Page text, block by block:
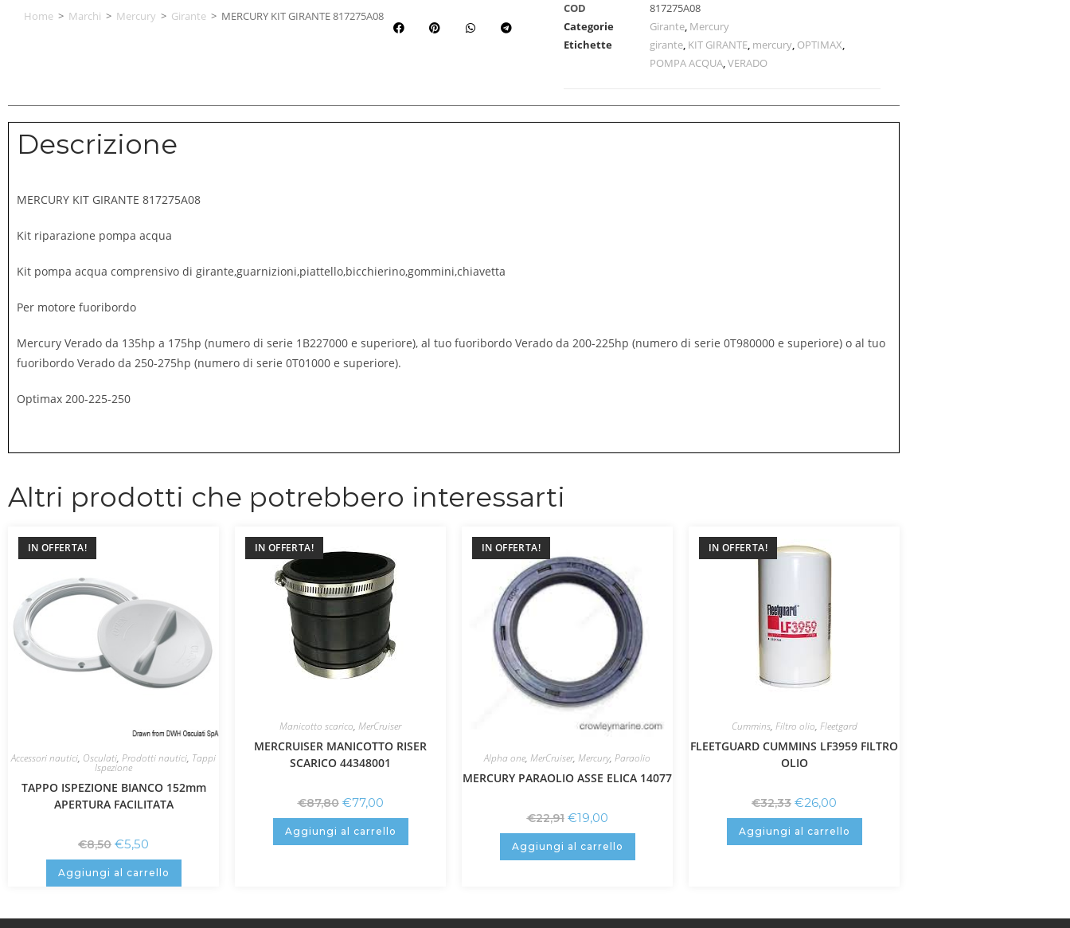
Home > Marchi > Mercury > Girante > MERCURY KIT GIRANTE 817275A08
COD
817275A08
Categorie
Girante, Mercury
Etichette
girante, KIT GIRANTE, mercury, OPTIMAX,
POMPA ACQUA,VERADO
Descrizione
MERCURY KIT GIRANTE 817275A08
Kit riparazione pompa acqua
Kit pompa acqua comprensivo di girante,guarnizioni,piattello,bicchierino,gommini,chiavetta
Per motore fuoribordo
Mercury Verado da 135hp a 175hp (numero di serie 1B227000 e superiore), al tuo fuoribordo Verado da 200-225hp (numero di serie 0T980000 e superiore) o al tuo
fuoribordo Verado da 250-275hp (numero di serie 0T01000 e superiore).
Optimax 200-225-250
Altri prodotti che potrebbero interessarti
IN OFFERTA!
Accessori nautici, Osculati, Prodotti nautici, Tappi
Ispezione
TAPPO ISPEZIONE BIANCO 152mm
APERTURA FACILITATA
€8,50 €5,50
Aggiungi al carrello
IN OFFERTA!
Manicotto scarico, MerCruiser
MERCRUISER MANICOTTO RISER
SCARICO 44348001
€87,80 €77,00
Aggiungi al carrello
IN OFFERTA!
Alpha one, MerCruiser, Mercury, Paraolio
MERCURY PARAOLIO ASSE ELICA 14077
€22,91 €19,00
Aggiungi al carrello
IN OFFERTA!
Cummins, Filtro olio, Fleetgard
FLEETGUARD CUMMINS LF3959 FILTRO
OLIO
€32,33 €26,00
Aggiungi al carrello